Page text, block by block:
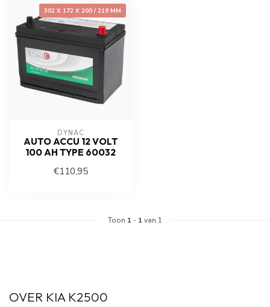
302 X 172 X 200 / 219 MM
DYNAC
AUTO ACCU 12 VOLT
100 AH TYPE 60032
€110,95
Toon 1 - 1 van 1
OVER KIA K2500